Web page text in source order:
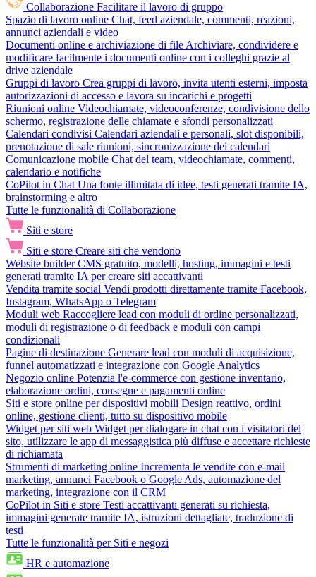
Collaborazione Facilitare il lavoro di gruppo
Spazio di lavoro online Chat, feed aziendale, commenti, reazioni,
annunci aziendali e video
Documenti online e archiviazione di file Archiviare, condividere e
modificare facilmente i documenti online con i colleghi grazie al
drive aziendale
Gruppi di lavoro Crea gruppi di lavoro, invita utenti esterni, imposta
autorizzazioni di accesso e lavora su incarichi e progetti
Riunioni online Videochiamate, videoconferenze, condivisione dello
schermo, registrazione delle chiamate e sfondi personalizzati
Calendari condivisi Calendari aziendali e personali, slot disponibili,
prenotazione di sale riunioni, sincronizzazione dei calendari
Comunicazione mobile Chat del team, videochiamate, commenti,
calendario e notifiche
CoPilot in Chat Una fonte illimitata di idee, testi generati tramite IA,
brainstorming e altro
Tutte le funzionalità di Collaborazione
Siti e store
Siti e store Creare siti che vendono
Website builder CMS gratuito, modelli, hosting, immagini e testi
generati tramite IA per creare siti accattivanti
Vendita tramite social Vendi prodotti direttamente tramite Facebook,
Instagram, WhatsApp o Telegram
Moduli web Raccogliere lead con moduli di ordine personalizzati,
moduli di registrazione o di feedback e moduli con campi
condizionali
Pagine di destinazione Generare lead con moduli di acquisizione,
funnel automatizzati e integrazione con Google Analytics
Negozio online Potenzia l'e-commerce con gestione inventario,
elaborazione ordini, consegne e pagamenti online
Siti e store online per dispositivi mobili Design reattivo, ordini
online, gestione clienti, tutto su dispositivo mobile
Widget per siti web Widget per dialogare in chat con i visitatori del
sito, utilizzare le app di messaggistica più diffuse e accettare richieste
di richiamata
Strumenti di marketing online Incrementa le vendite con e-mail
marketing, annunci Facebook o Google Ads, automazione del
marketing, integrazione con il CRM
CoPilot in Siti e store Testi accattivanti generati su richiesta,
immagini generate tramite IA, istruzioni dettagliate, traduzione di
testi
Tutte le funzionalità per Siti e negozi
HR e automazione